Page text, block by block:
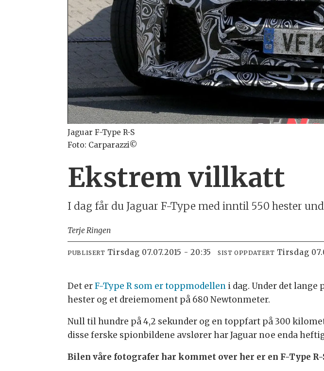
Jaguar F-Type R-S
Foto: Carparazzi©
Ekstrem villkatt
I dag får du Jaguar F-Type med inntil 550 hester
Terje Ringen
PUBLISERT tirsdag 07.07.2015 - 20:35 SIST OPPDATERT tirsdag
Det erF-Type R som er toppmodellen i dag. Under det
hester og et dreiemoment på 680 Newtonmeter.
Null til hundre på 4,2 sekunder og en toppfart på 300
disse ferske spionbildene avslører har Jaguar noe enda
Bilen våre fotografer har kommet over her er en F-Type R-